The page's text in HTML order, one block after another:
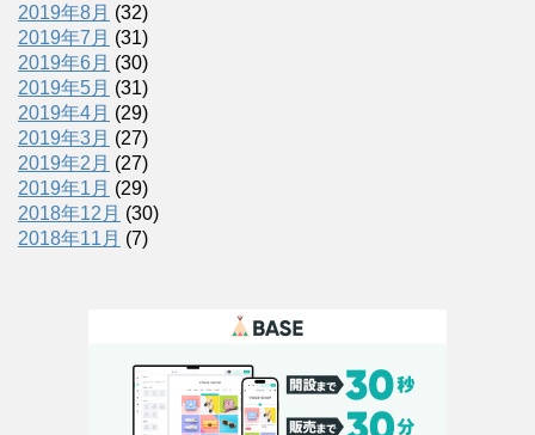
2019年8月 (32)
2019年7月 (31)
2019年6月 (30)
2019年5月 (31)
2019年4月 (29)
2019年3月 (27)
2019年2月 (27)
2019年1月 (29)
2018年12月 (30)
2018年11月 (7)